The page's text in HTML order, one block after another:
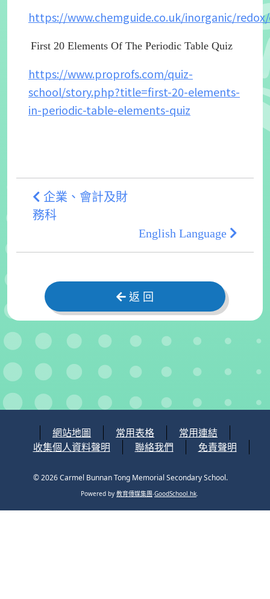
https://www.chemguide.co.uk/inorganic/
First 20 Elements Of The Periodic Table Quiz
https://www.proprofs.com/quiz-
school/story.php?title=first-20-elements-
in-periodic-table-elements-quiz
企業、會計及財
務科
English Language
返 回
網站地圖 常用表格
常用連結
收集個人資料聲明
聯絡我們 免責聲明
© 2026Carmel Bunnan Tong Memorial Secondary School.
Powered by 教育傳媒集團‧GoodSchool.hk.